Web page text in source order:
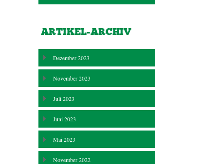
ARTIKEL-ARCHIV
Dezember 2023
November 2023
Juli 2023
Juni 2023
Mai 2023
November 2022